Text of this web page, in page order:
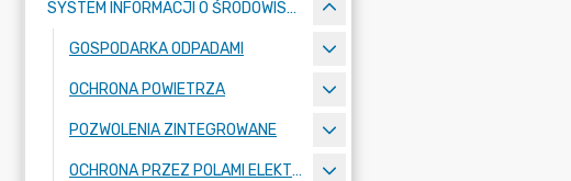
SYSTEM INFORMACJI O ŚRODOWISKU
GOSPODARKA ODPADAMI
OCHRONA POWIETRZA
POZWOLENIA ZINTEGROWANE
OCHRONA PRZEZ POLAMI ELEKTROMAGNETYCZNYMI